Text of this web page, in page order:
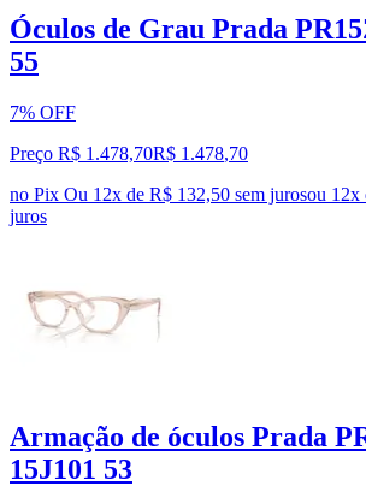
Óculos de Grau Prada
55
7% OFF
Preço R$ 1.478,70R$ 1.478,70
no Pix Ou 12x de R$ 132,50 sem jurosou 12x
juros
Armação de óculos Prada
15J101 53